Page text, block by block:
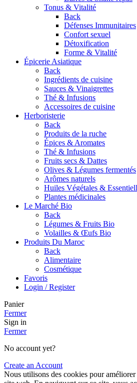
Tonus & Vitalité
Back
Défenses Immunitaires
Confort sexuel
Détoxification
Forme & Vitalité
Épicerie Asiatique
Back
Ingrédients de cuisine
Sauces & Vinaigrettes
Thé & Infusions
Accessoires de cuisine
Herboristerie
Back
Produits de la ruche
Épices & Aromates
Thé & Infusions
Fruits secs & Dattes
Olives & Légumes fermentés
Arômes naturels
Huiles Végétales &
Plantes médicinales
Le Marché Bio
Back
Légumes & Fruits Bio
Volailles & Œufs Bio
Produits Du Maroc
Back
Alimentaire
Cosmétique
Favoris
Login / Register
Panier
Fermer
Sign in
Fermer
No account yet?
Create an Account
Nous utilisons des cookies pour